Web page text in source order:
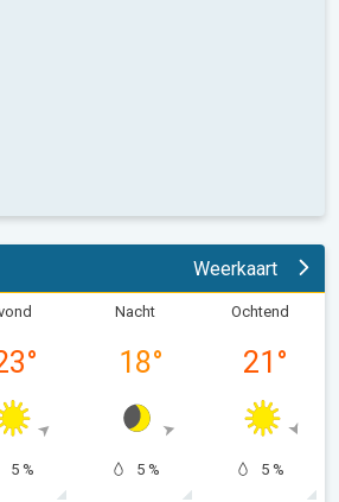
Weerkaart
°
5 %
Nacht
18°
5 %
Ochtend
21 °
5 %